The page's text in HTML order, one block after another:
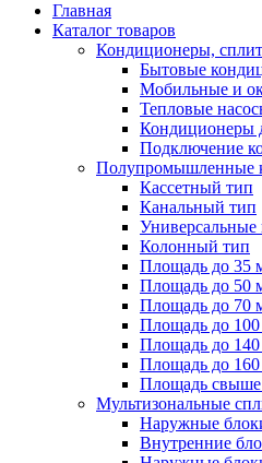
Главная
Каталог товаров
Кондиционеры,
Бытовые
Мобильные и
Тепловые
Кондиционеры
Подключение
Полупромышленные
Кассетный тип
Канальный тип
Колонный тип
Площадь до 35
Площадь до 50
Площадь до 70
Площадь до
Площадь до
Площадь до
Площадь свыше
Мультизональные
Наружные
Внутренние